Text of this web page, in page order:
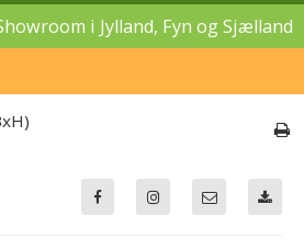
i Jylland, Fyn og Sjælland